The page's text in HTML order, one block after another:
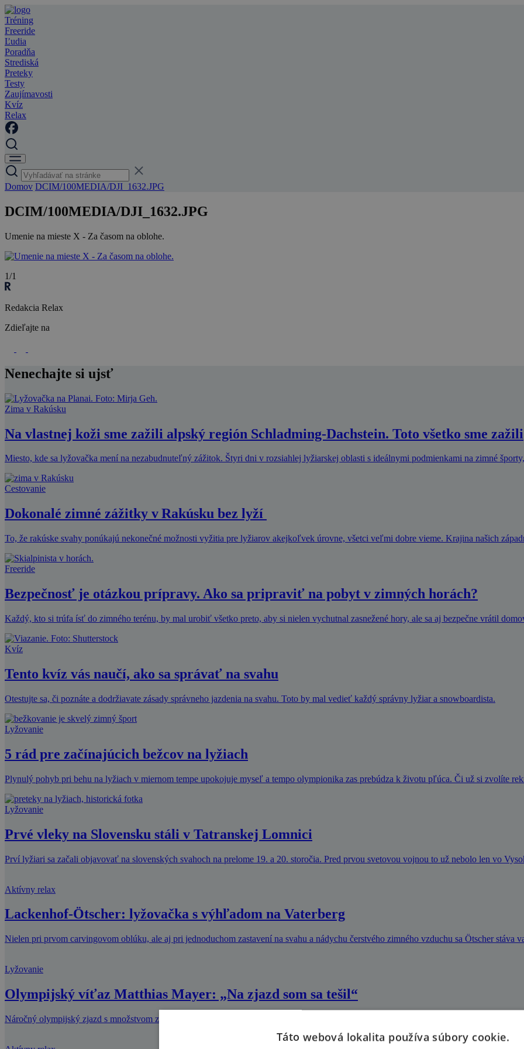
Tréning
Freeride
Ľudia
Poradňa
Strediská
Preteky
Testy
Zaujímavosti
Kvíz
Relax
Domov DCIM/100MEDIA/DJI_1632.JPG
DCIM/100MEDIA/DJI_1632.JPG
Umenie na mieste X - Za časom na oblohe.
1/1
Redakcia Relax
Zdieľajte na
Nenechajte si ujsť
Zima v Rakúsku
Na vlastnej koži sme zažili alpský región Schladming-Dachstein. Toto všetko sme zažili
Miesto, kde sa lyžovačka mení na nezabudnuteľný zážitok. Štyri dni v rozsiahlej lyžiarskej oblasti s ideálnymi podmienkami na zimné
Cestovanie
Dokonalé zimné zážitky v Rakúsku bez lyží
To, že rakúske svahy ponúkajú nekonečné možnosti vyžitia pre lyžiarov akejkoľvek úrovne, všetci veľmi dobre vieme. Krajina našich
Freeride
Bezpečnosť je otázkou prípravy. Ako sa pripraviť na pobyt v zimných horách?
Každý, kto si trúfa ísť do zimného terénu, by mal urobiť všetko preto, aby si nielen vychutnal zasnežené hory, ale sa aj bezpečne vrátil
Kvíz
Tento kvíz vás naučí, ako sa správať na svahu
Otestujte sa, či poznáte a dodržiavate zásady správneho jazdenia na svahu. Toto by mal vedieť každý správny lyžiar a snowboardista.
Lyžovanie
5 rád pre začínajúcich bežcov na lyžiach
Plynulý pohyb pri behu na lyžiach v miernom tempe upokojuje myseľ a tempo olympionika zas prebúdza k životu pľúca. Či už si zvolíte
Lyžovanie
Prvé vleky na Slovensku stáli v Tatranskej Lomnici
Prví lyžiari sa začali objavovať na slovenských svahoch na prelome 19. a 20. storočia. Pred prvou svetovou vojnou to už nebolo len vo
Aktívny relax
Lackenhof-Ötscher: lyžovačka s výhľadom na Vaterberg
Nielen pri prvom carvingovom oblúku, ale aj pri jednoduchom zastavení na svahu a nádychu čerstvého zimného vzduchu sa Ötscher stáva
Lyžovanie
Olympijský víťaz Matthias Mayer: „Na zjazd som sa tešil“
Náročný olympijský zjazd s množstvom zákrut a s dlhými skokmi najlepšie zvládol ten od ktorého to nikto nečakal ...
Táto webová lokalita používa súbory cookie.